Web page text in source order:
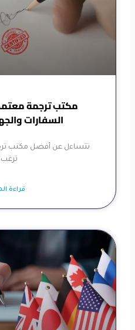
مكتب ترجمة
السفارات
تتساءل عن أفضل مكتب
قراءة